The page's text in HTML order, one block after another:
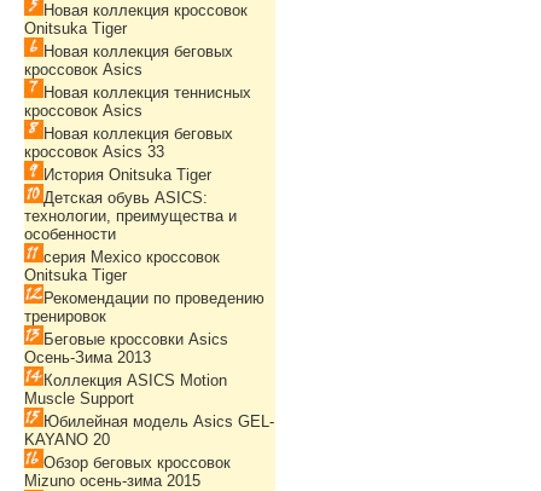
Новая коллекция кроссовок
Onitsuka Tiger
Новая коллекция беговых
кроссовок Asics
Новая коллекция теннисных
кроссовок Asics
Новая коллекция беговых
кроссовок Asics 33
История Onitsuka Tiger
Детская обувь ASICS:
технологии, преимущества и
особенности
серия Mexico кроссовок
Onitsuka Tiger
Рекомендации по проведению
тренировок
Беговые кроссовки Asics
Осень-Зима 2013
Коллекция ASICS Motion
Muscle Support
Юбилейная модель Asics GEL-
KAYANO 20
Обзор беговых кроссовок
Mizuno осень-зима 2015